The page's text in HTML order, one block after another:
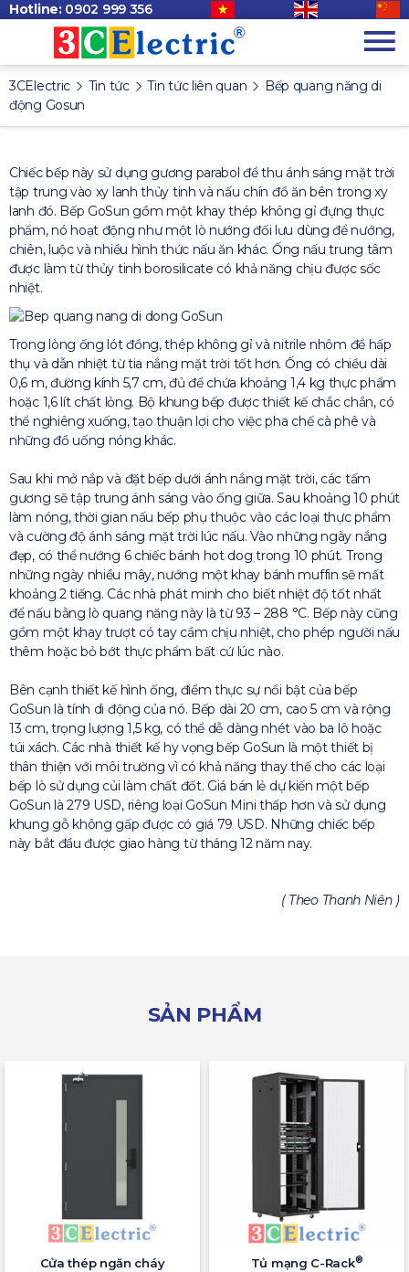
Hotline: 0902 999 356
3CElectric Tin tức Tin tức liên quan
Bếp quang năng di
động Gosun
Chiếc bếp này sử dụng gương parabol để thu ánh sáng mặt trời
tập trung vào xy lanh thủy tinh và nấu chín đồ ăn bên trong xy
lanh đó. Bếp GoSun gồm một khay thép không gỉ đựng thực
phẩm, nó hoạt động như một lò nướng đối lưu dùng để nướng,
chiên, luộc và nhiều hình thức nấu ăn khác. Ống nấu trung tâm
được làm từ thủy tinh borosilicate có khả năng chịu được sốc
nhiệt.
Trong lòng ống lót đồng, thép không gỉ và nitrile nhôm để hấp
thụ và dẫn nhiệt từ tia nắng mặt trời tốt hơn. Ống có chiều dài
0,6 m, đường kính 5,7 cm, đủ để chứa khoảng 1,4 kg thực phẩm
hoặc 1,6 lít chất lỏng. Bộ khung bếp được thiết kế chắc chắn, có
thể nghiêng xuống, tạo thuận lợi cho việc pha chế cà phê và
những đồ uống nóng khác.
Sau khi mở nắp và đặt bếp dưới ánh nắng mặt trời, các tấm
gương sẽ tập trung ánh sáng vào ống giữa. Sau khoảng 10 phút
làm nóng, thời gian nấu bếp phụ thuộc vào các loại thực phẩm
và cường độ ánh sáng mặt trời lúc nấu. Vào những ngày nắng
đẹp, có thể nướng 6 chiếc bánh hot dog trong 10 phút. Trong
những ngày nhiều mây, nướng một khay bánh muffin sẽ mất
khoảng 2 tiếng. Các nhà phát minh cho biết nhiệt độ tốt nhất
để nấu bằng lò quang năng này là từ 93 – 288 °C. Bếp này cũng
gồm một khay trượt có tay cầm chịu nhiệt, cho phép người nấu
thêm hoặc bỏ bớt thực phẩm bất cứ lúc nào.
Bên cạnh thiết kế hình ống, điểm thực sự nổi bật của bếp
GoSun là tính di động của nó. Bếp dài 20 cm, cao 5 cm và rộng
13 cm, trọng lượng 1,5 kg, có thể dễ dàng nhét vào ba lô hoặc
túi xách. Các nhà thiết kế hy vọng bếp GoSun là một thiết bị
thân thiện với môi trường vì có khả năng thay thế cho các loại
bếp lò sử dụng củi làm chất đốt. Giá bán lẻ dự kiến một bếp
GoSun là 279 USD, riêng loại GoSun Mini thấp hơn và sử dụng
khung gỗ không gấp được có giá 79 USD. Những chiếc bếp
này bắt đầu được giao hàng từ tháng 12 năm nay.
( Theo Thanh Niên )
SẢN PHẨM
Cửa thép ngăn cháy Tủ mạng C-Rack®